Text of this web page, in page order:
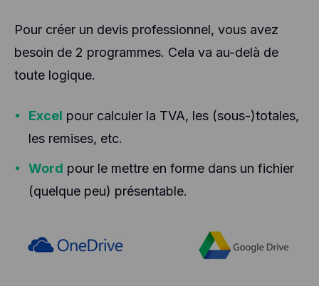
Pour créer un devis professionnel, vous avez
besoin de 2 programmes. Cela va au-delà de
toute logique.
Excel pour calculer la TVA, les (sous-)totales,
les remises, etc.
Word pour le mettre en forme dans un fichier
(quelque peu) présentable.